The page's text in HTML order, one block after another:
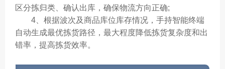
区分拣归类、确认出库，确保物流方向正确;
4、根据波次及商品库位库存情况，手持智能终端
自动生成最优拣货路径，最大程度降低拣货复杂度和出
错率，提高拣货效率。